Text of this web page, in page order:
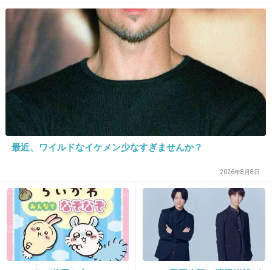
2013/04/28(日) 21:42:56
峯岸も柏木も指原も、全員絶好調ｗｗｗ
+33
24. 匿名2013/04/28(日) 21:43:16
+26
25. 匿名2013/04/28(日) 21:43:31
していない人は潤沢な資金で
悠々老後だと歪んでいるので
は？→様々な意見
最近、ワイルドなイケメン少なすぎませんか？
2026年8月8日